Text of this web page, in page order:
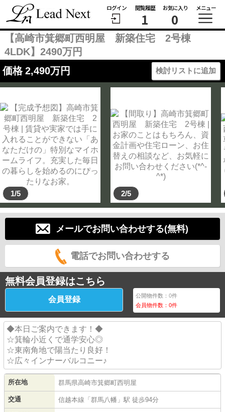
ログイン 閲覧履歴
1
お気に入り
0
メニュー
【高崎市箕郷町西明屋 新築住宅 2号棟
4LDK】2490万円
価格 2,490万円 検討リストに追加
1/5 2/5
メールでお問い合わせする(無料)
電話でお問い合わせする
無料会員登録はこちら
会員登録 公開物件数：0件
会員物件数：0件
◆本日ご案内できます！◆
☆箕輪小近くで通学安心◎
☆東南角地で陽当たり良好！
☆広々インナーバルコニー♪
所在地 群馬県高崎市箕郷町西明屋
交通 信越本線 「 群馬八幡 」駅 徒歩94分